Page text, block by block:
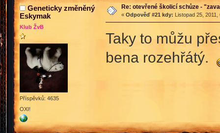
Geneticky změněný
Eskymak
Klub ŽvB
Příspěvků: 4635
OXI!
Re: otevřené školicí schůze -
« Odpověď #21 kdy: Listopad 25,
Taky to můžu
bena rozehřátý.